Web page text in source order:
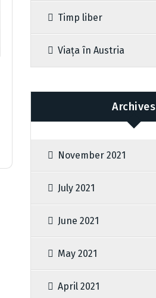
Timp liber
Viața în Austria
Archives
November 2021
July 2021
June 2021
May 2021
April 2021